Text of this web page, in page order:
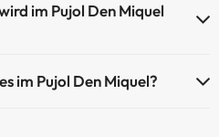
im Pujol Den Miquel
im Pujol Den Miquel?